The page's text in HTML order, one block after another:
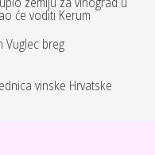
će voditi Kerum
Vuglec breg
vinske Hrvatske